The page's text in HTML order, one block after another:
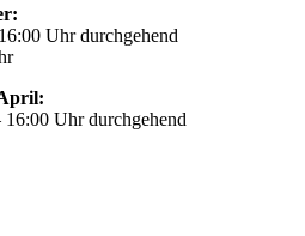
Uhr durchgehend
Uhr durchgehend